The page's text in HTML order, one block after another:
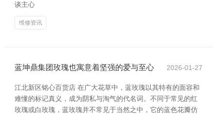
谈主心
维修资讯
蓝坤鼎集团玫瑰也寓意着坚强的爱与至心 2026-01-27
江北新区铭心百货店 在广大花草中，蓝玫瑰以其特有的面容和
难懂的标记真义，成为阴私与淘气的代名词。不同于常见的红
玫瑰或白玫瑰，蓝玫瑰并不常见于当然之中，它的蓝色花瓣仿